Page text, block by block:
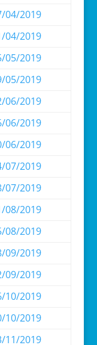
04/2019
04/2019
05/2019
05/2019
06/2019
06/2019
06/2019
07/2019
07/2019
08/2019
08/2019
09/2019
09/2019
10/2019
10/2019
11/2019